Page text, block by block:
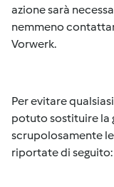
azione sarà
nemmeno
Vorwerk.
Per evitare
potuto sostituire la
scrupolosamente
riportate di seguito: